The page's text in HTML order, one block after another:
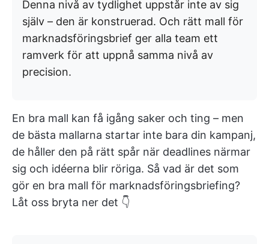
Denna nivå av tydlighet uppstår inte av sig
själv – den är konstruerad. Och rätt mall för
marknadsföringsbrief ger alla team ett
ramverk för att uppnå samma nivå av
precision.
En bra mall kan få igång saker och ting – men
de bästa mallarna startar inte bara din kampanj,
de håller den på rätt spår när deadlines närmar
sig och idéerna blir röriga. Så vad är det som
gör en bra mall för marknadsföringsbriefing?
Låt oss bryta ner det 👇